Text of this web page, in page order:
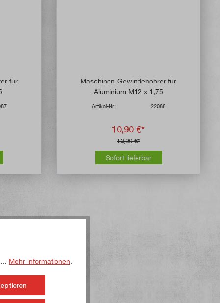
von 5 von 5 Sternen
für
Maschinen-Gewindebohrer für
Aluminium M12 x 1,75
Artikel-Nr: 22088
10,90 €*
12,90 €*
Sofort lieferbar
Mehr Informationen.